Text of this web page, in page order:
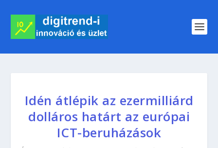
Idén átlépik az ezermilliárd
dolláros határt az európai
ICT-beruházások